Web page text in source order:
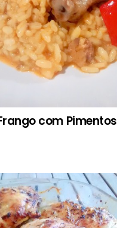
com Pimentos